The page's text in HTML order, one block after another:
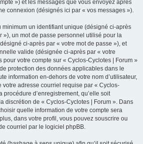
») et les messages que vous envoyez après
connexion (désignés ici par « vos messages »).
minimum un identifiant unique (désigné ci-après
»), un mot de passe personnel utilisé pour la
ci-après par « votre mot de passe »), et
valide (désignée ci-après par « votre
pour votre compte sur « Cyclos-Cyclotes | Forum »
protection des données applicables dans le
information en-dehors de votre nom d’utilisateur,
votre adresse courriel requise par « Cyclos-
procédure d’enregistrement, qu’elle soit
discrétion de « Cyclos-Cyclotes | Forum ». Dans
quelle information de votre compte sera
dans votre profil, vous pouvez souscrire ou
courriel par le logiciel phpBB.